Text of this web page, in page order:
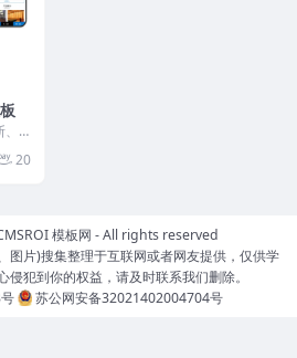
20
模板网 - All rights reserved
图片)搜集整理于互联网或者网友提供，仅供学
侵犯到你的权益，请及时联系我们删除。
苏公网安备32021402004704号